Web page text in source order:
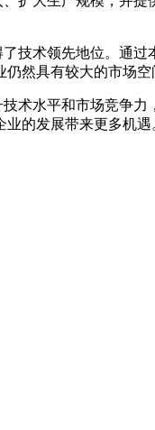
术领先地位。通过
然具有较大的市场空
水平和市场竞争力
的发展带来更多机遇